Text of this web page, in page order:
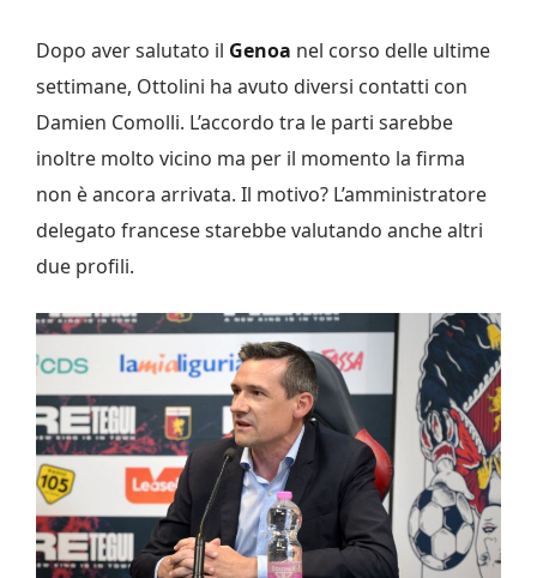
Dopo aver salutato il Genoa nel corso delle ultime
settimane, Ottolini ha avuto diversi contatti con
Damien Comolli. L’accordo tra le parti sarebbe
inoltre molto vicino ma per il momento la firma
non è ancora arrivata. Il motivo? L’amministratore
delegato francese starebbe valutando anche altri
due profili.